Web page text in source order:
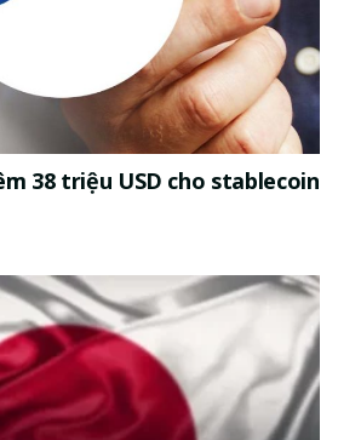
38 triệu USD cho stablecoin